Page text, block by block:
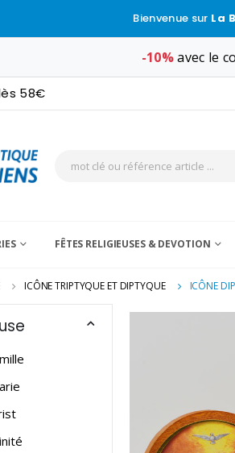
Bienvenue sur La
-10%avec le
58€
FÊTES RELIGIEUSES & DEVOTION
ICÔNE TRIPTYQUE ET DIPTYQUE ICÔNE